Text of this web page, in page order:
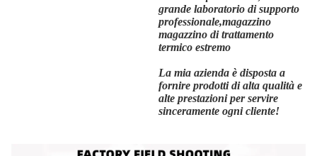
grande laboratorio di supporto
professionale,magazzino
magazzino di trattamento
termico estremo
La mia azienda è disposta a
fornire prodotti di alta qualità e
alte prestazioni per servire
sinceramente ogni cliente!